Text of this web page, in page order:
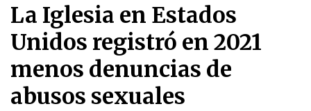
La Iglesia en Estados
Unidos registró en 2021
menos denuncias de
abusos sexuales